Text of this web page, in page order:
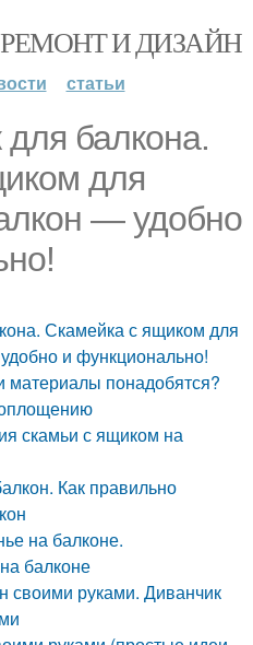
И ДИЗАЙН
статьи
балкона.
для
— удобно
Скамейка с ящиком для
и функционально!
материалы понадобятся?
скамьи с ящиком на
Как правильно
на балконе.
балконе
своими руками. Диванчик